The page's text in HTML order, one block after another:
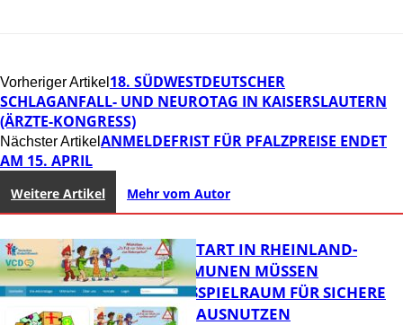
Vorheriger Artikel 18. SÜDWESTDEUTSCHER
SCHLAGANFALL- UND NEUROTAG IN KAISERSLAUTERN
(ÄRZTE-KONGRESS)
Nächster Artikel ANMELDEFRIST FÜR PFALZPREISE ENDET
AM 15. APRIL
Weitere Artikel Mehr vom Autor
ZUM SCHULSTART IN RHEINLAND-
PFALZ: KOMMUNEN MÜSSEN
HANDLUNGSSPIELRAUM FÜR SICHERE
SCHULWEGE AUSNUTZEN